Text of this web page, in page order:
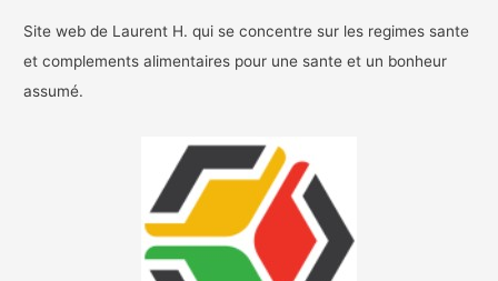
Site web de Laurent H. qui se concentre sur les regimes sante
et complements alimentaires pour une sante et un bonheur
assumé.